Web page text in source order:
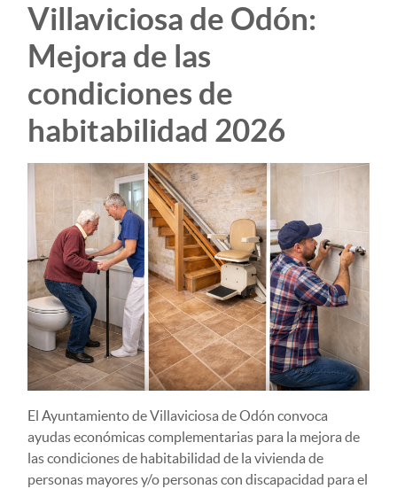
Villaviciosa de Odón:
Mejora de las
condiciones de
habitabilidad 2026
El Ayuntamiento de Villaviciosa de Odón convoca
ayudas económicas complementarias para la mejora de
las condiciones de habitabilidad de la vivienda de
personas mayores y/o personas con discapacidad para el